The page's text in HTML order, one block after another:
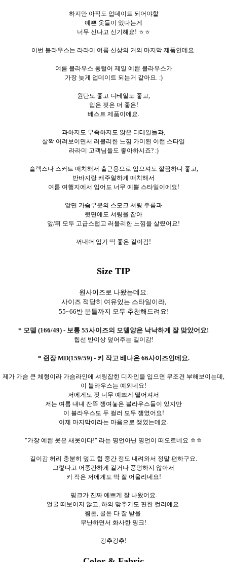
하지만 아직도 업데이트 되어야할
예쁜 옷들이 있다는게
너무 신나고 신기해요! ㅎㅎ
이번 블라우스는 라라미 여름 신상의 거의 마지막 제품인데요.
여름 블라우스 통털어 제일 예쁜 블라우스가
가장 늦게 업데이트 되는거 같아요. :)
원단도 좋고 디테일도 좋고,
입은 핏은 더 좋은!
베스트 제품이에요.
과하지도 부족하지도 않은 디테일들과,
살짝 어려보이면서 러블리한 느낌 가미된 이런 스타일
라라미 고객님들도 좋아하시죠? :)
슬랙스나 스커트 매치해서 출근용으로 입으셔도 깔끔하니 좋고,
반바지랑 캐주얼하게 매치해서
여름 여행지에서 입어도 너무 예쁠 스타일이에요!
앞면 가슴부분의 스모크 셔링 주름과
뒷면에도 셔링을 잡아
앞/뒤 모두 고급스럽고 러블리한 느낌을 살렸어요!
꺼내어 입기 딱 좋은 길이감!
Size TIP
원사이즈로 나왔는데요.
사이즈 적당히 여유있는 스타일이라,
55~66반 분들까지 모두 추천해드려요!
* 모델 (166/49) - 보통 55사이즈의 모델양은 낙낙하게 잘 맞았어요!
힙선 반이상 덮어주는 길이감!
* 쥔장 MD(159/59) - 키 작고 배나온 66사이즈인데요.
제가 가슴 큰 체형이라 가슴라인에 셔링잡힌 디자인을 입으면 무조건 부해보이는데,
이 블라우스는 예외네요!
저에게도 핏 너무 예쁘게 떨어져서
저는 여름 내내 잔뜩 쟁여놓은 블라우스들이 있지만
이 블라우스도 두 컬러 모두 쟁였어요!
이제 마지막이라는 마음으로 쟁였는데요.
"가장 예쁜 옷은 새옷이다!" 라는 명언아닌 명언이 떠오르네요 ㅎㅎ
길이감 허리 충분히 덮고 힙 중간 정도 내려와서 정말 편하구요.
그렇다고 어중간하게 길거나 풍덩하지 않아서
키 작은 저에게도 딱 잘 어울리네요!
핑크가 진짜 예쁘게 잘 나왔어요.
얼굴 떠보이지 않고, 하의 맞추기도 편한 컬러예요.
웜톤, 쿨톤 다 잘 받을
무난하면서 화사한 핑크!
강추강추!